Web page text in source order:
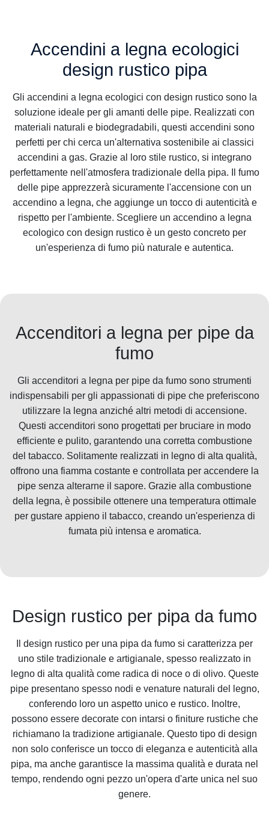
Accendini a legna ecologici
design rustico pipa
Gli accendini a legna ecologici con design rustico sono la
soluzione ideale per gli amanti delle pipe. Realizzati con
materiali naturali e biodegradabili, questi accendini sono
perfetti per chi cerca un'alternativa sostenibile ai classici
accendini a gas. Grazie al loro stile rustico, si integrano
perfettamente nell'atmosfera tradizionale della pipa. Il fumo
delle pipe apprezzerà sicuramente l'accensione con un
accendino a legna, che aggiunge un tocco di autenticità e
rispetto per l'ambiente. Scegliere un accendino a legna
ecologico con design rustico è un gesto concreto per
un'esperienza di fumo più naturale e autentica.
Accenditori a legna per pipe da
fumo
Gli accenditori a legna per pipe da fumo sono strumenti
indispensabili per gli appassionati di pipe che preferiscono
utilizzare la legna anziché altri metodi di accensione.
Questi accenditori sono progettati per bruciare in modo
efficiente e pulito, garantendo una corretta combustione
del tabacco. Solitamente realizzati in legno di alta qualità,
offrono una fiamma costante e controllata per accendere la
pipe senza alterarne il sapore. Grazie alla combustione
della legna, è possibile ottenere una temperatura ottimale
per gustare appieno il tabacco, creando un'esperienza di
fumata più intensa e aromatica.
Design rustico per pipa da fumo
Il design rustico per una pipa da fumo si caratterizza per
uno stile tradizionale e artigianale, spesso realizzato in
legno di alta qualità come radica di noce o di olivo. Queste
pipe presentano spesso nodi e venature naturali del legno,
conferendo loro un aspetto unico e rustico. Inoltre,
possono essere decorate con intarsi o finiture rustiche che
richiamano la tradizione artigianale. Questo tipo di design
non solo conferisce un tocco di eleganza e autenticità alla
pipa, ma anche garantisce la massima qualità e durata nel
tempo, rendendo ogni pezzo un'opera d'arte unica nel suo
genere.